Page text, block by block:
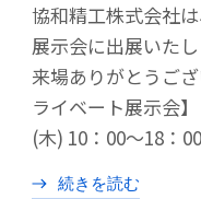
協和精工株式会社
展示会に出展いた
来場ありがとうご
ライベート展示会
(木) 10：00～18：
続きを読む